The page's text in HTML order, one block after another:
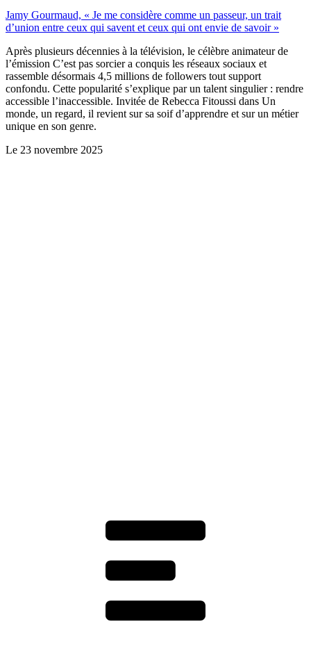
Jamy Gourmaud, « Je me considère comme un passeur, un trait
d’union entre ceux qui savent et ceux qui ont envie de savoir »
Après plusieurs décennies à la télévision, le célèbre animateur de
l’émission C’est pas sorcier a conquis les réseaux sociaux et
rassemble désormais 4,5 millions de followers tout support
confondu. Cette popularité s’explique par un talent singulier : rendre
accessible l’inaccessible. Invitée de Rebecca Fitoussi dans Un
monde, un regard, il revient sur sa soif d’apprendre et sur un métier
unique en son genre.
Le 23 novembre 2025